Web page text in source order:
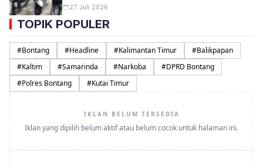
27 Juli 2026
TOPIK POPULER
#Bontang #Headline #Kalimantan Timur #Balikpapan
#Kaltim #Samarinda #Narkoba #DPRD Bontang
#Polres Bontang #Kutai Timur
IKLAN BELUM TERSEDIA
Iklan yang dipilih belum aktif atau belum cocok untuk halaman ini.